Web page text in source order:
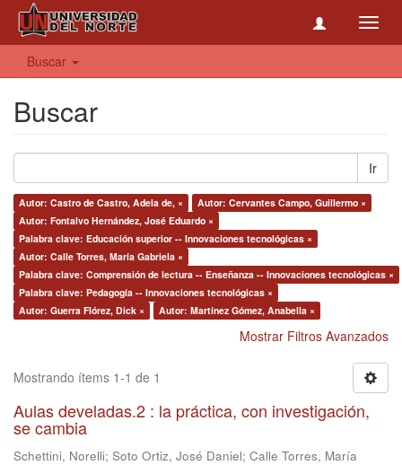
Buscar
Buscar
Ir
Autor: Castro de Castro, Adela de, ×
Autor: Cervantes Campo, Guillermo ×
Autor: Fontalvo Hernández, José Eduardo ×
Palabra clave: Educación superior -- Innovaciones tecnológicas ×
Autor: Calle Torres, María Gabriela ×
Palabra clave: Comprensión de lectura -- Enseñanza -- Innovaciones tecnológicas ×
Palabra clave: Pedagogía -- Innovaciones tecnológicas ×
Autor: Guerra Flórez, Dick ×
Autor: Martínez Gómez, Anabella ×
Mostrar Filtros Avanzados
Mostrando ítems 1-1 de 1
Aulas develadas.2 : la práctica, con investigación,
se cambia
Schettini, Norelli; Soto Ortiz, José Daniel; Calle Torres, María